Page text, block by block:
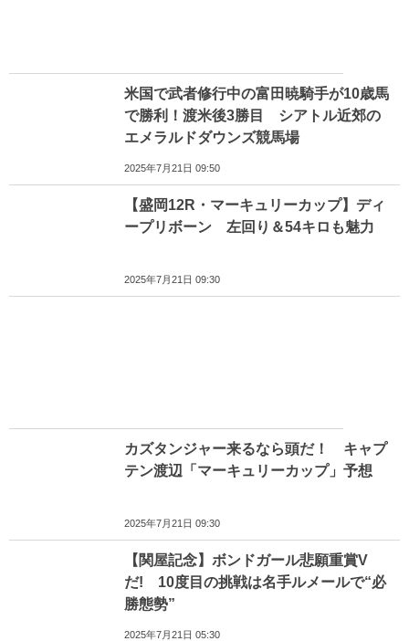
米国で武者修行中の富田暁騎手が10歳馬
で勝利！渡米後3勝目 シアトル近郊の
エメラルドダウンズ競馬場
2025年7月21日 09:50
【盛岡12R・マーキュリーカップ】ディ
ープリボーン 左回り＆54キロも魅力
2025年7月21日 09:30
カズタンジャー来るなら頭だ！ キャプ
テン渡辺「マーキュリーカップ」予想
2025年7月21日 09:30
【関屋記念】ボンドガール悲願重賞V
だ! 10度目の挑戦は名手ルメールで“必
勝態勢”
2025年7月21日 05:30